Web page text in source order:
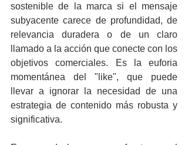
sostenible de la marca si el mensaje
subyacente carece de profundidad, de
relevancia duradera o de un claro
llamado a la acción que conecte con los
objetivos comerciales. Es la euforia
momentánea del "like", que puede
llevar a ignorar la necesidad de una
estrategia de contenido más robusta y
significativa.